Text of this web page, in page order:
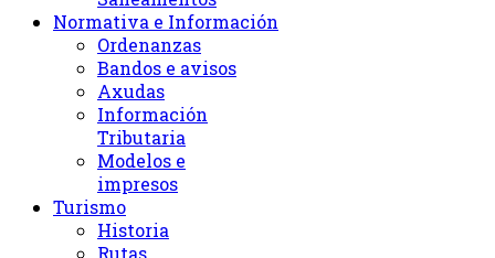
Normativa e Información
Ordenanzas
Bandos e avisos
Axudas
Información
Tributaria
Modelos e
impresos
Turismo
Historia
Rutas